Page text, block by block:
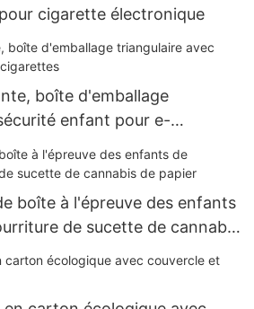
cigarette électronique
boîte d'emballage
enfant pour e-
boîte à l'épreuve des enfants
de sucette de cannabis